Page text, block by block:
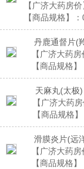
【广济大药房价
【商品规格】：
丹鹿通督片(
【广济大药房
【商品规格】
天麻丸(太极)
【广济大药房
【商品规格】
滑膜炎片(远
【广济大药房
【商品规格】